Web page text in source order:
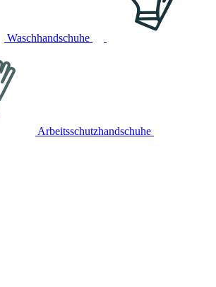
Waschhandschuhe
Arbeitsschutzhandschuhe